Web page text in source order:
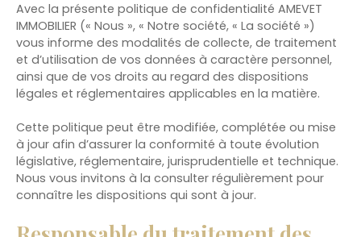
Avec la présente politique de confidentialité AMEVET
IMMOBILIER (« Nous », « Notre société, « La société »)
vous informe des modalités de collecte, de traitement
et d’utilisation de vos données à caractère personnel,
ainsi que de vos droits au regard des dispositions
légales et réglementaires applicables en la matière.
Cette politique peut être modifiée, complétée ou mise
à jour afin d’assurer la conformité à toute évolution
législative, réglementaire, jurisprudentielle et technique.
Nous vous invitons à la consulter régulièrement pour
connaître les dispositions qui sont à jour.